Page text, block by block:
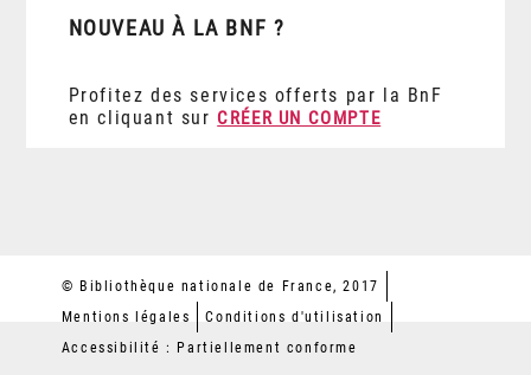
NOUVEAU À LA BNF ?
Profitez des services offerts par la BnF
en cliquant sur CRÉER UN COMPTE
© Bibliothèque nationale de France, 2017
Mentions légales
Conditions d'utilisation
Accessibilité : Partiellement conforme